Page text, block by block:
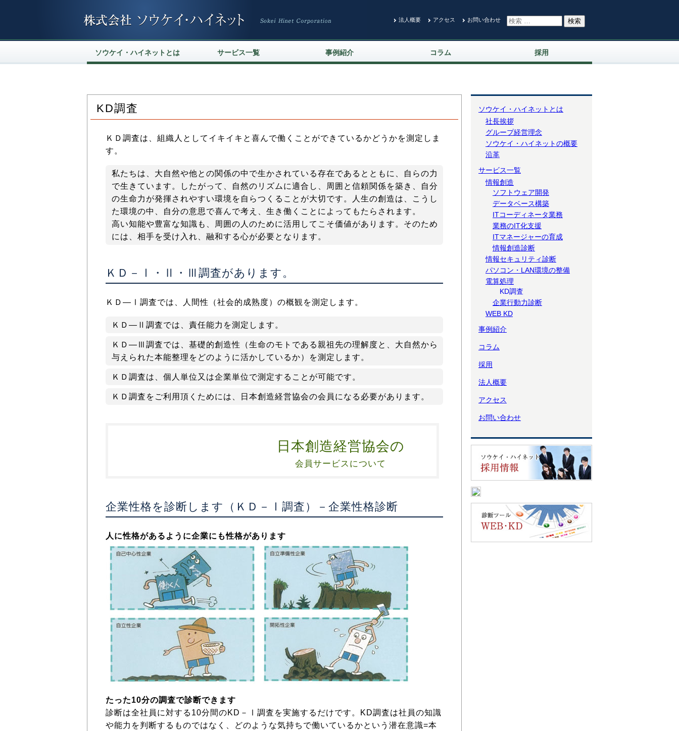
法人概要 アクセス お問い合わせ
ソウケイ・ハイネットとは サービス一覧 事例紹介 コラム 採用
KD調査
ＫＤ調査は、組織人としてイキイキと喜んで働くことができているかどうかを測定しま
す。
私たちは、大自然や他との関係の中で生かされている存在であるとともに、自らの力
で生きています。したがって、自然のリズムに適合し、周囲と信頼関係を築き、自分
の生命力が発揮されやすい環境を自らつくることが大切です。人生の創造は、こうし
た環境の中、自分の意思で喜んで考え、生き働くことによってもたらされます。
高い知能や豊富な知識も、周囲の人のために活用してこそ価値があります。そのため
には、相手を受け入れ、融和する心が必要となります。
ＫＤ－Ⅰ・Ⅱ・Ⅲ調査があります。
ＫＤ―Ⅰ調査では、人間性（社会的成熟度）の概観を測定します。
ＫＤ―Ⅱ調査では、責任能力を測定します。
ＫＤ―Ⅲ調査では、基礎的創造性（生命のモトである親祖先の理解度と、大自然から
与えられた本能整理をどのように活かしているか）を測定します。
ＫＤ調査は、個人単位又は企業単位で測定することが可能です。
ＫＤ調査をご利用頂くためには、日本創造経営協会の会員になる必要があります。
日本創造経営協会の
会員サービスについて
企業性格を診断します（ＫＤ－Ⅰ調査）－企業性格診断
人に性格があるように企業にも性格があります
たった10分の調査で診断できます
診断は全社員に対する10分間のKD－Ⅰ調査を実施するだけです。KD調査は社員の知識
や能力を判断するものではなく、どのような気持ちで働いているかという潜在意識=本
ソウケイ・ハイネットとは
社長挨拶
グループ経営理念
ソウケイ・ハイネットの概要
沿革
サービス一覧
情報創造
ソフトウェア開発
データベース構築
ITコーディネータ業務
業務のIT化支援
ITマネージャーの育成
情報創造診断
情報セキュリティ診断
パソコン・LAN環境の整備
電算処理
KD調査
企業行動力診断
WEB KD
事例紹介
コラム
採用
法人概要
アクセス
お問い合わせ